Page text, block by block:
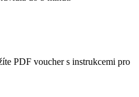
PDF voucher s instrukcemi pro